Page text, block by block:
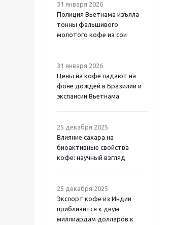
31 января 2026
Полиция Вьетнама изъяла
тонны фальшивого
молотого кофе из сои
31 января 2026
Цены на кофе падают на
фоне дождей в Бразилии и
экспансии Вьетнама
25 декабря 2025
Влияние сахара на
биоактивные свойства
кофе: научный взгляд
25 декабря 2025
Экспорт кофе из Индии
приблизится к двум
миллиардам долларов к